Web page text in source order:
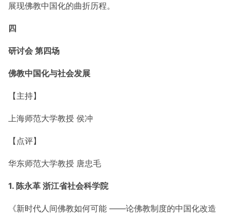
展现佛教中国化的曲折历程。
四
研讨会 第四场
佛教中国化与社会发展
【主持】
上海师范大学教授 侯冲
【点评】
华东师范大学教授 唐忠毛
1. 陈永革 浙江省社会科学院
《新时代人间佛教如何可能 ——论佛教制度的中国化改造